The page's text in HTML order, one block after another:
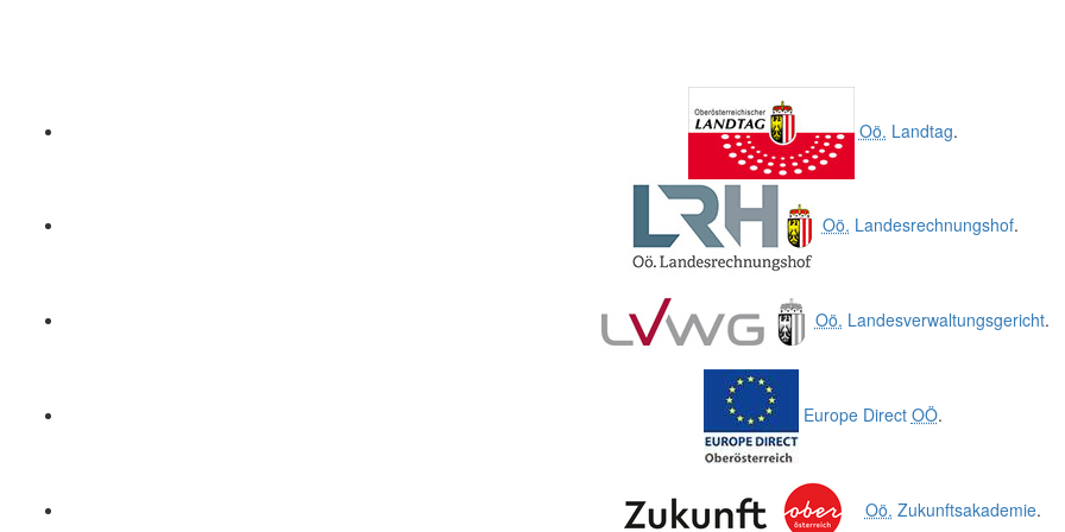
Oö. Landtag.
Oö. Landesrechnungshof.
Oö. Landesverwaltungsgericht.
Europe Direct OÖ.
Oö. Zukunftsakademie.